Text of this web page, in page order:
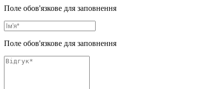
Поле обов'язкове для заповнення
Поле обов'язкове для заповнення